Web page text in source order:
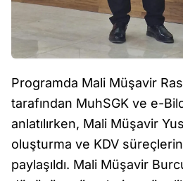
Programda Mali Müşavir
tarafından MuhSGK ve e-
anlatılırken, Mali Müşavir
oluşturma ve KDV
paylaşıldı. Mali Müşavir